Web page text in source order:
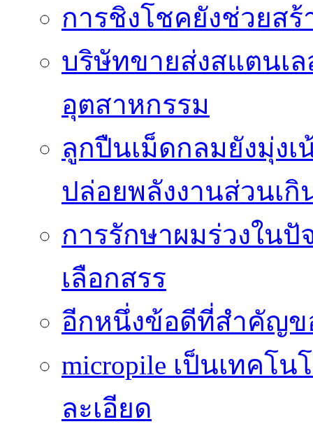
การชิงโชคยังช่วยส
บริษัทขายส่งสแตนเ
อุตสาหกรรม
ลูกปืนเม็ดกลมยังมุ่ง
ปล่อยพลังงานส่วนเกิ
การรักษาผมร่วงใน
เลือกสรร
อีกหนึ่งข้อดีที่สำคัญข
micropile เป็นเทคโ
ละเอียด